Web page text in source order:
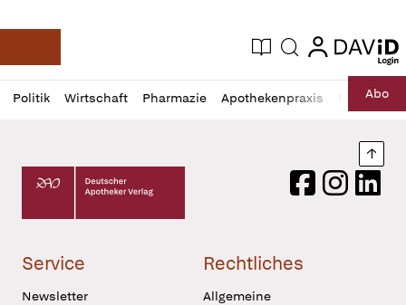
Deutsche Apotheker Zeitung
Aktuelle Ausgabe
Suche login
login
Politik Wirtschaft Pharmazie Apothekenpraxis RechtAbo
Profil
öffnen
Daz
Pur
Deutscher Apotheker Verlag Logo
FacebookInstagram
Service
Newsletter
Rechtliches
Allgemeine